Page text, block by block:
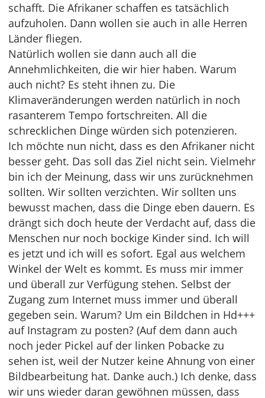
schafft. Die Afrikaner schaffen es tatsächlich
aufzuholen. Dann wollen sie auch in alle Herren
Länder fliegen.
Natürlich wollen sie dann auch all die
Annehmlichkeiten, die wir hier haben. Warum
auch nicht? Es steht ihnen zu. Die
Klimaveränderungen werden natürlich in noch
rasanterem Tempo fortschreiten. All die
schrecklichen Dinge würden sich potenzieren.
Ich möchte nun nicht, dass es den Afrikaner nicht
besser geht. Das soll das Ziel nicht sein. Vielmehr
bin ich der Meinung, dass wir uns zurücknehmen
sollten. Wir sollten verzichten. Wir sollten uns
bewusst machen, dass die Dinge eben dauern. Es
drängt sich doch heute der Verdacht auf, dass die
Menschen nur noch bockige Kinder sind. Ich will
es jetzt und ich will es sofort. Egal aus welchem
Winkel der Welt es kommt. Es muss mir immer
und überall zur Verfügung stehen. Selbst der
Zugang zum Internet muss immer und überall
gegeben sein. Warum? Um ein Bildchen in Hd+++
auf Instagram zu posten? (Auf dem dann auch
noch jeder Pickel auf der linken Pobacke zu
sehen ist, weil der Nutzer keine Ahnung von einer
Bildbearbeitung hat. Danke auch.) Ich denke, dass
wir uns wieder daran gewöhnen müssen, dass